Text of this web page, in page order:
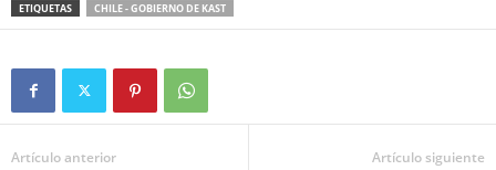
ETIQUETAS CHILE - GOBIERNO DE KAST
Artículo anterior Artículo siguiente